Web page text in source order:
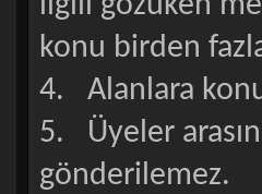
konu birden
4. Alanlara
5. Üyeler
gönderilemez.